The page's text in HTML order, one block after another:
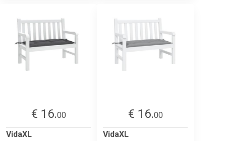
€ 16.00
VidaXL
€ 16.00
VidaXL